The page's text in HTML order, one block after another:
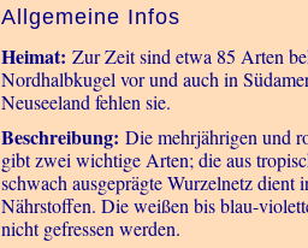
Allgemeine Infos
Heimat: Zur Zeit sind etwa 85 Arten
Nordhalbkugel vor und auch in
Neuseeland fehlen sie.
Beschreibung: Die mehrjährigen und
gibt zwei wichtige Arten; die aus
schwach ausgeprägte Wurzelnetz
Nährstoffen. Die weißen bis blau-
nicht gefressen werden.